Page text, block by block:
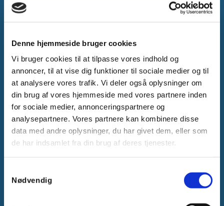
Denne hjemmeside bruger cookies
Vi bruger cookies til at tilpasse vores indhold og
annoncer, til at vise dig funktioner til sociale medier og til
at analysere vores trafik. Vi deler også oplysninger om
din brug af vores hjemmeside med vores partnere inden
for sociale medier, annonceringspartnere og
analysepartnere. Vores partnere kan kombinere disse
data med andre oplysninger, du har givet dem, eller som
de har indsamlet fra din brug af deres tjenester.
Nødvendig
2605 Brøndby, Danmark
CVR: DK-25695801
Tlf.:
+45 44 85 90 00
E-mail: info@vanpee.dk